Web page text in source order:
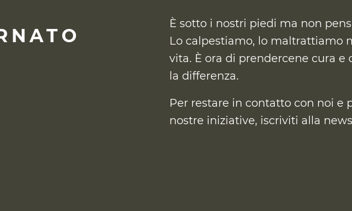
È sotto i nostri piedi ma non
Lo calpestiamo, lo maltrattiamo
vita. È ora di prendercene cura e
la differenza.
Per restare in contatto con noi e
nostre iniziative, iscriviti alla